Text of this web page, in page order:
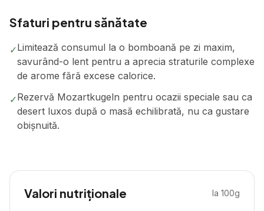
Sfaturi pentru sănătate
✓Limitează consumul la o bomboană pe zi maxim,
savurând-o lent pentru a aprecia straturile complexe
de arome fără excese calorice.
✓Rezervă Mozartkugeln pentru ocazii speciale sau ca
desert luxos după o masă echilibrată, nu ca gustare
obișnuită.
Valori nutriționale la 100g